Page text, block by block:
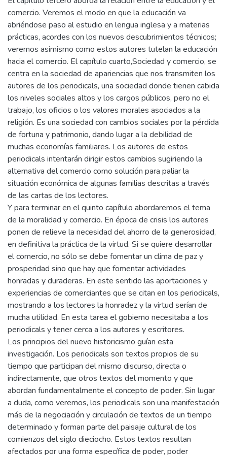
comercio. Veremos el modo en que la educación va
abriéndose paso al estudio en lengua inglesa y a materias
prácticas, acordes con los nuevos descubrimientos técnicos;
veremos asimismo como estos autores tutelan la educación
hacia el comercio. El capítulo cuarto,Sociedad y comercio, se
centra en la sociedad de apariencias que nos transmiten los
autores de los periodicals, una sociedad donde tienen cabida
los niveles sociales altos y los cargos públicos, pero no el
trabajo, los oficios o los valores morales asociados a la
religión. Es una sociedad con cambios sociales por la pérdida
de fortuna y patrimonio, dando lugar a la debilidad de
muchas economías familiares. Los autores de estos
periodicals intentarán dirigir estos cambios sugiriendo la
alternativa del comercio como solución para paliar la
situación económica de algunas familias descritas a través
de las cartas de los lectores.
Y para terminar en el quinto capítulo abordaremos el tema
de la moralidad y comercio. En época de crisis los autores
ponen de relieve la necesidad del ahorro de la generosidad,
en definitiva la práctica de la virtud. Si se quiere desarrollar
el comercio, no sólo se debe fomentar un clima de paz y
prosperidad sino que hay que fomentar actividades
honradas y duraderas. En este sentido las aportaciones y
experiencias de comerciantes que se citan en los periodicals,
mostrando a los lectores la honradez y la virtud serían de
mucha utilidad. En esta tarea el gobierno necesitaba a los
periodicals y tener cerca a los autores y escritores.
Los principios del nuevo historicismo guían esta
investigación. Los periodicals son textos propios de su
tiempo que participan del mismo discurso, directa o
indirectamente, que otros textos del momento y que
abordan fundamentalmente el concepto de poder. Sin lugar
a duda, como veremos, los periodicals son una manifestación
más de la negociación y circulación de textos de un tiempo
determinado y forman parte del paisaje cultural de los
comienzos del siglo dieciocho. Estos textos resultan
afectados por una forma específica de poder, poder